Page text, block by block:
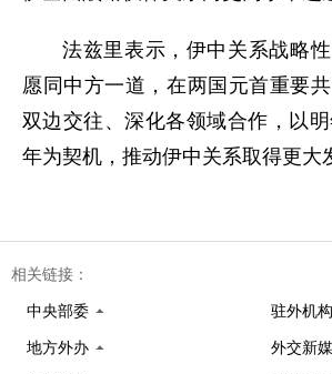
法兹里表示，伊中关系战略
愿同中方一道，在两国元首重要
双边交往、深化各领域合作，以
年为契机，推动伊中关系取得更大
相关链接：
中央部委 驻外机构
地方外办 外交新